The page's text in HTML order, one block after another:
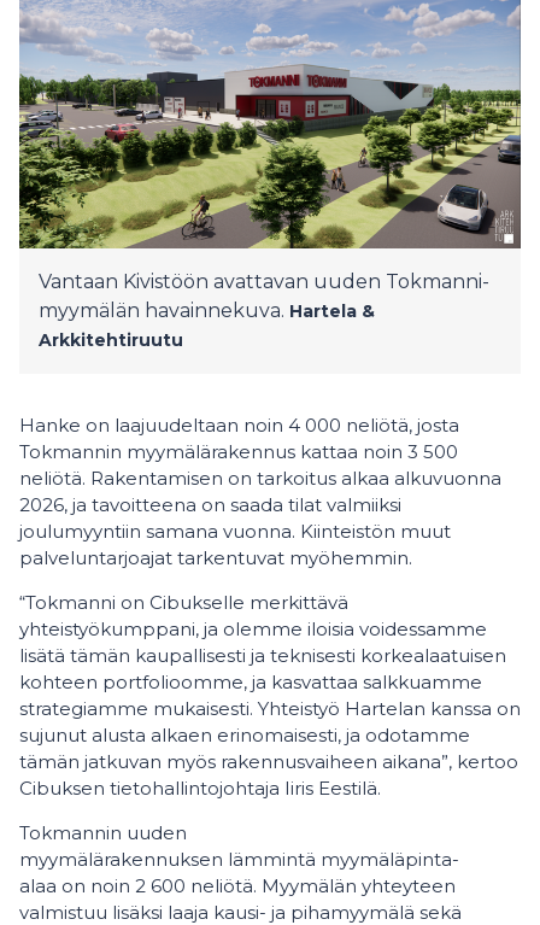
Vantaan Kivistöön avattavan uuden Tokmanni-
myymälän havainnekuva. Hartela &
Arkkitehtiruutu
Hanke on laajuudeltaan noin 4 000 neliötä, josta
Tokmannin myymälärakennus kattaa noin 3 500
neliötä. Rakentamisen on tarkoitus alkaa alkuvuonna
2026, ja tavoitteena on saada tilat valmiiksi
joulumyyntiin samana vuonna. Kiinteistön muut
palveluntarjoajat tarkentuvat myöhemmin.
“Tokmanni on Cibukselle merkittävä
yhteistyökumppani, ja olemme iloisia voidessamme
lisätä tämän kaupallisesti ja teknisesti korkealaatuisen
kohteen portfolioomme, ja kasvattaa salkkuamme
strategiamme mukaisesti. Yhteistyö Hartelan kanssa on
sujunut alusta alkaen erinomaisesti, ja odotamme
tämän jatkuvan myös rakennusvaiheen aikana”, kertoo
Cibuksen tietohallintojohtaja Iiris Eestilä.
Tokmannin uuden
myymälärakennuksen lämmintä myymäläpinta-
alaa on noin 2 600 neliötä. Myymälän yhteyteen
valmistuu lisäksi laaja kausi- ja pihamyymälä sekä